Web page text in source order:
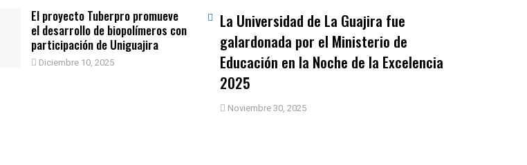
El proyecto Tuberpro promueve
el desarrollo de biopolímeros con
participación de Uniguajira
Diciembre 10, 2025
La Universidad de La Guajira fue
galardonada por el Ministerio de
Educación en la Noche de la Excelencia
2025
Noviembre 30, 2025